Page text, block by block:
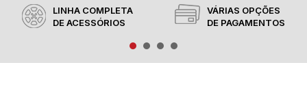
LINHA COMPLETA
DE ACESSÓRIOS
VÁRIAS OPÇÕES
DE PAGAMENTOS